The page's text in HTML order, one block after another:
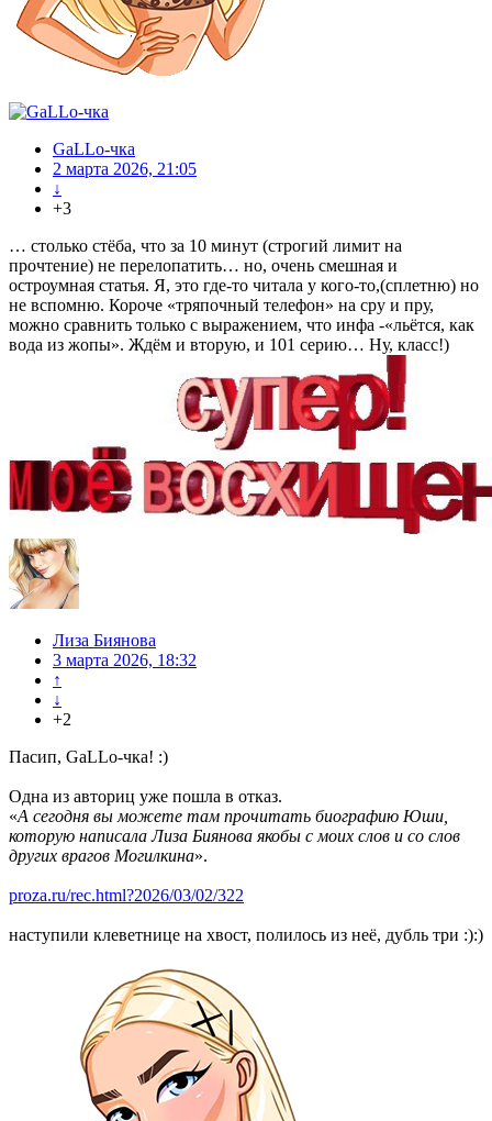
GaLLo-чка
2 марта 2026, 21:05
↓
+3
… столько стёба, что за 10 минут (строгий лимит на
прочтение) не перелопатить… но, очень смешная и
остроумная статья. Я, это где-то читала у кого-то,(сплетню) но
не вспомню. Короче «тряпочный телефон» на сру и пру,
можно сравнить только с выражением, что инфа -«льётся, как
вода из жопы». Ждём и вторую, и 101 серию… Ну, класс!)
Лиза Биянова
3 марта 2026, 18:32
↑
↓
+2
Пасип, GaLLo-чка! :)
Одна из авториц уже пошла в отказ.
«А сегодня вы можете там прочитать биографию Юши,
которую написала Лиза Биянова якобы с моих слов и со слов
других врагов Могилкина».
proza.ru/rec.html?2026/03/02/322
наступили клеветнице на хвост, полилось из неё, дубль три :):)